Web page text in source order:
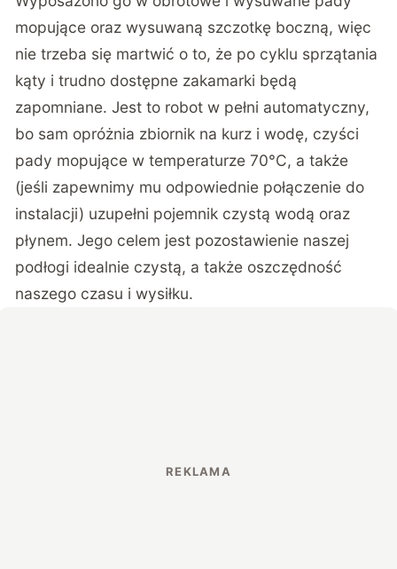
mopujące oraz wysuwaną szczotkę boczną, więc
nie trzeba się martwić o to, że po cyklu sprzątania
kąty i trudno dostępne zakamarki będą
zapomniane. Jest to robot w pełni automatyczny,
bo sam opróżnia zbiornik na kurz i wodę, czyści
pady mopujące w temperaturze 70°C, a także
(jeśli zapewnimy mu odpowiednie połączenie do
instalacji) uzupełni pojemnik czystą wodą oraz
płynem. Jego celem jest pozostawienie naszej
podłogi idealnie czystą, a także oszczędność
naszego czasu i wysiłku.